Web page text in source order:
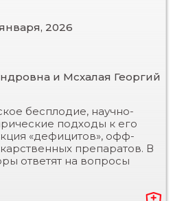
2026
и Мсхалая Георгий
бесплодие, научно-
подходы к его
«дефицитов», офф-
препаратов. В
ответят на вопросы